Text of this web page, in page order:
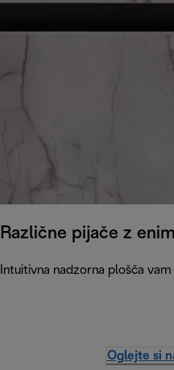
Različne pijače z
Intuitivna nadzorna plošča
Oglejte si